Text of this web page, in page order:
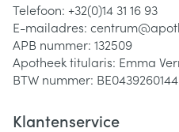
Telefoon: +32(0)14 31 16 93
E-mailadres: centrum@
APB nummer: 132509
Apotheek titularis: Emma
BTW nummer: BE0439260144
Klantenservice